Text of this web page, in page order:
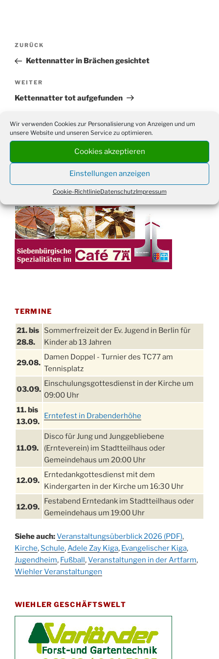
Wir verwenden Cookies zur Personalisierung von Anzeigen und um
unsere Website und unseren Service zu optimieren.
Cookies akzeptieren
Einstellungen anzeigen
Cookie-RichtlinieDatenschutzImpressum
Beitragsnavigation
Vorheriger
Beitrag
ZURÜCK
Kettennatter in Brächen gesichtet
Nächster
Beitrag
WEITER
Kettennatter tot aufgefunden
nach:
WERBUNG
TERMINE
21. bis
28.8.
Sommerfreizeit der Ev. Jugend in Berlin für
Kinder ab 13 Jahren
29.08.
Damen Doppel - Turnier des TC77 am
Tennisplatz
03.09.
Einschulungsgottesdienst in der Kirche um
09:00 Uhr
11. bis
13.09.
Erntefest in Drabenderhöhe
11.09.
Disco für Jung und Junggebliebene
(Ernteverein) im Stadtteilhaus oder
Gemeindehaus um 20:00 Uhr
12.09.
Erntedankgottesdienst mit dem
Kindergarten in der Kirche um 16:30 Uhr
12.09.
Festabend Erntedank im Stadtteilhaus oder
Gemeindehaus um 19:00 Uhr
13.09.
Stadtteilhaus um 14:00 Uhr
19.09.
Schlagerabend im Stadtteilhaus
Drabenderhöhe
Kinderbibeltag im Ev. Gemeindehaus von 10-
12 Uhr
09.10.
Afterwork-Andacht um 18:00 Uhr in der
Kirche
Siehe auch:Veranstaltungsüberblick 2026 (PDF),
Kirche, Schule,Adele Zay Kiga, Evangelischer Kiga,
Jugendheim, Fußball,Veranstaltungen in der Artfarm,
Wiehler Veranstaltungen
WIEHLER GESCHÄFTSWELT